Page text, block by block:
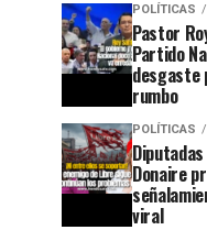
POLÍTICAS
Pastor
Partido
desgaste
rumbo
POLÍTICAS
Donaire
viral